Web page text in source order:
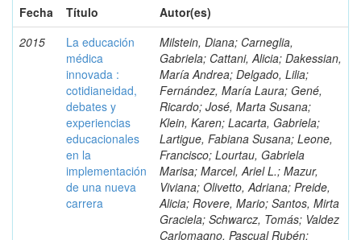
Fecha
Título
Autor(es)
2015
La educación
médica
innovada :
cotidianeidad,
debates y
experiencias
educacionales
en la
implementación
de una nueva
carrera
Milstein, Diana; Carneglia,
Gabriela; Cattani, Alicia; Dakessian,
María Andrea; Delgado, Lilia;
Fernández, María Laura; Gené,
Ricardo; José, Marta Susana;
Klein, Karen; Lacarta, Gabriela;
Lartigue, Fabiana Susana; Leone,
Francisco; Lourtau, Gabriela
Marisa; Marcel, Ariel L.; Mazur,
Viviana; Olivetto, Adriana; Preide,
Alicia; Rovere, Mario; Santos, Mirta
Graciela; Schwarcz, Tomás; Valdez
Carlomagno, Pascual Rubén;